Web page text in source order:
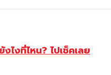
ไงที่ไหน? ไปเช็คเลย